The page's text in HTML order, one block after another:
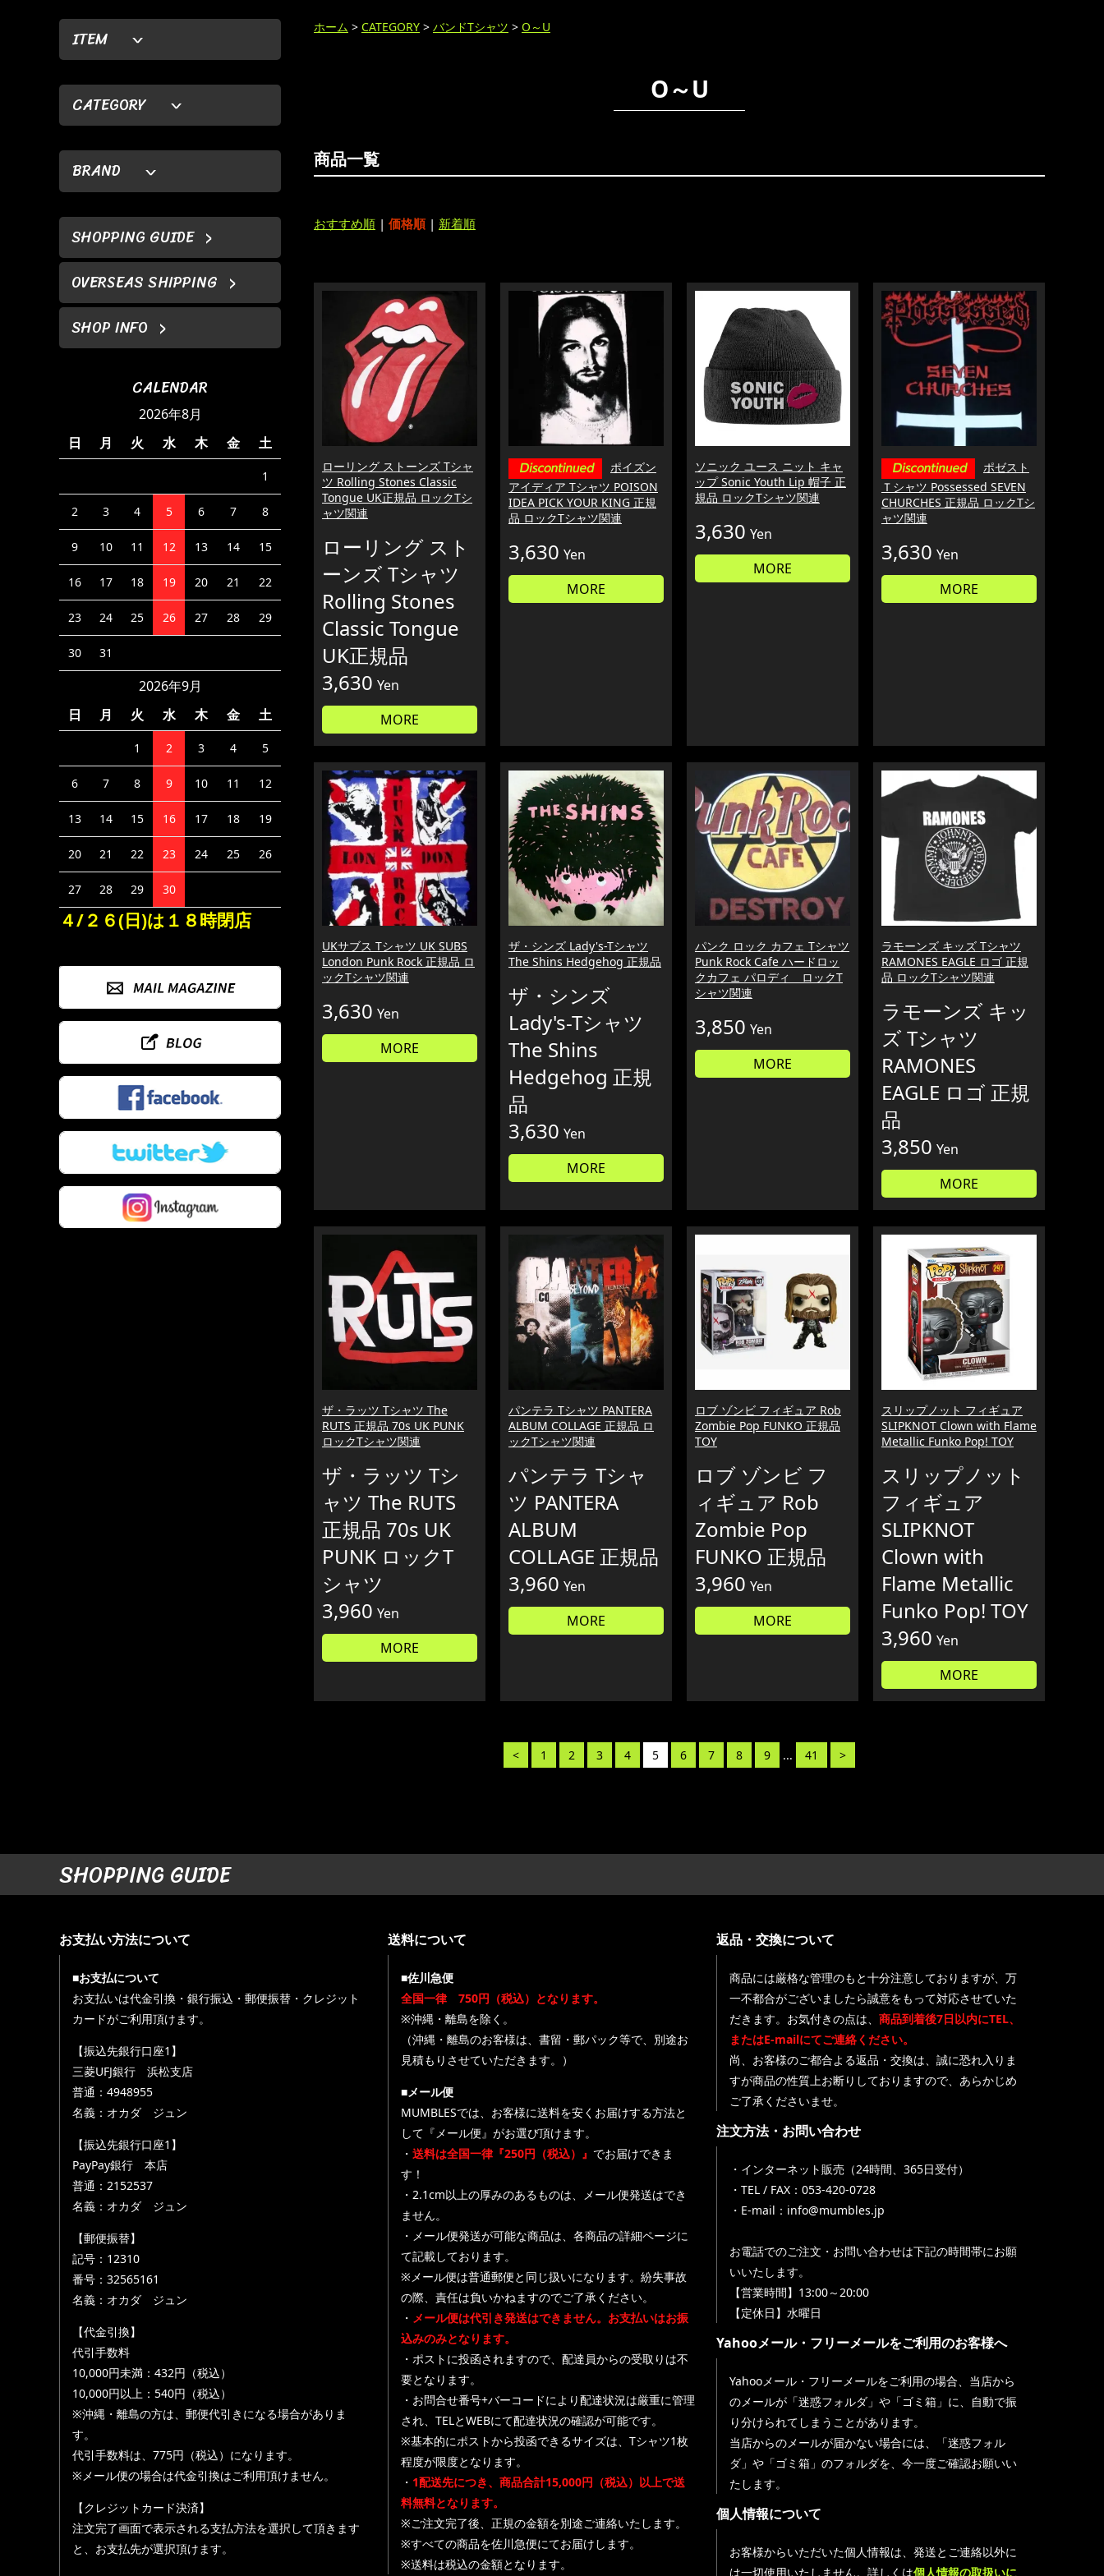
ITEM
CATEGORY
BRAND
SHOPPING GUIDE
OVERSEAS SHIPPING
SHOP INFO
CALENDAR
2026年8月
日
月 火 水 木 金 土
1
2 3 4 5 6 7 8
9 10 11 12 13 14 15
16 17 18 19 20 21 22
23 24 25 26 27 28 29
30 31
2026年9月
日
月 火 水 木 金 土
1 2 3 4 5
6 7 8 9 10 11 12
13 14 15 16 17 18 19
20 21 22 23 24 25 26
27 28 29 30
４/２６(日)は１８時閉店
ホーム > CATEGORY > バンドTシャツ > O～U
O～U
商品一覧
おすすめ順 | 価格順| 新着順
ローリング ストーンズ Tシャ
ツ Rolling Stones Classic
Tongue UK正規品 ロックTシ
ャツ関連
ローリング スト
ーンズ Tシャツ
Rolling Stones
Classic Tongue
UK正規品
3,630 Yen
MORE
ポイズン
アイディア Tシャツ POISON
IDEA PICK YOUR KING 正規
品 ロックTシャツ関連
3,630 Yen
MORE
ソニック ユース ニット キャ
ップ Sonic Youth Lip 帽子 正
規品 ロックTシャツ関連
3,630 Yen
MORE
ポゼスト
Ｔシャツ Possessed SEVEN
CHURCHES 正規品 ロックTシ
ャツ関連
3,630 Yen
MORE
UKサブス Tシャツ UK SUBS
London Punk Rock 正規品 ロ
ックTシャツ関連
3,630 Yen
MORE
ザ・シンズ Lady's-Tシャツ
The Shins Hedgehog 正規品
ザ・シンズ
Lady's-Tシャツ
The Shins
Hedgehog 正規
品
3,630 Yen
MORE
パンク ロック カフェ Tシャツ
Punk Rock Cafe ハードロッ
クカフェ パロディ ロックT
シャツ関連
3,850 Yen
MORE
ラモーンズ キッズ Tシャツ
RAMONES EAGLE ロゴ 正規
品 ロックTシャツ関連
ラモーンズ キッ
ズ Tシャツ
RAMONES
EAGLE ロゴ 正規
品
3,850 Yen
MORE
ザ・ラッツ Tシャツ The
RUTS 正規品 70s UK PUNK
ロックTシャツ関連
ザ・ラッツ Tシ
ャツ The RUTS
正規品 70s UK
PUNK ロックT
シャツ
3,960 Yen
MORE
パンテラ Tシャツ PANTERA
ALBUM COLLAGE 正規品 ロ
ックTシャツ関連
パンテラ Tシャ
ツ PANTERA
ALBUM
COLLAGE 正規品
3,960 Yen
MORE
ロブ ゾンビ フィギュア Rob
Zombie Pop FUNKO 正規品
TOY
ロブ ゾンビ フ
ィギュア Rob
Zombie Pop
FUNKO 正規品
3,960 Yen
MORE
スリップノット フィギュア
SLIPKNOT Clown with Flame
Metallic Funko Pop! TOY
スリップノット
フィギュア
SLIPKNOT
Clown with
Flame Metallic
Funko Pop! TOY
3,960 Yen
MORE
< 1 2 3 4 5 6 7 8 9 ... 41 >
SHOPPING GUIDE
お支払い方法について
■お支払について
お支払いは代金引換・銀行振込・郵便振替・クレジット
カードがご利用頂けます。
【振込先銀行口座1】
三菱UFJ銀行 浜松支店
普通：4948955
名義：オカダ ジュン
【振込先銀行口座1】
PayPay銀行 本店
普通：2152537
名義：オカダ ジュン
【郵便振替】
記号：12310
番号：32565161
名義：オカダ ジュン
【代金引換】
代引手数料
10,000円未満：432円（税込）
10,000円以上：540円（税込）
※沖縄・離島の方は、郵便代引きになる場合がありま
す。
代引手数料は、775円（税込）になります。
※メール便の場合は代金引換はご利用頂けません。
【クレジットカード決済】
注文完了画面で表示される支払方法を選択して頂きます
と、お支払先が選択頂けます。
送料について
■佐川急便
全国一律 750円（税込）となります。
※沖縄・離島を除く。
（沖縄・離島のお客様は、書留・郵パック等で、別途お
見積もりさせていただきます。）
■メール便
MUMBLESでは、お客様に送料を安くお届けする方法と
して『メール便』がお選び頂けます。
・ 送料は全国一律『250円（税込）』 でお届けできま
す！
・2.1cm以上の厚みのあるものは、メール便発送はでき
ません。
・メール便発送が可能な商品は、各商品の詳細ページに
て記載しております。
※メール便は普通郵便と同じ扱いになります。紛失事故
の際、責任は負いかねますのでご了承ください。
・ メール便は代引き発送はできません。お支払いはお振
込みのみとなります。
・ポストに投函されますので、配達員からの受取りは不
要となります。
・お問合せ番号+バーコードにより配達状況は厳重に管理
され、TELとWEBにて配達状況の確認が可能です。
※基本的にポストから投函できるサイズは、Tシャツ1枚
程度が限度となります。
・ 1配送先につき、商品合計15,000円（税込）以上で送
料無料となります。
※ご注文完了後、正規の金額を別途ご連絡いたします。
※すべての商品を佐川急便にてお届けします。
※送料は税込の金額となります。
返品・交換について
商品には厳格な管理のもと十分注意しておりますが、万
一不都合がございましたら誠意をもって対応させていた
だきます。お気付きの点は、 商品到着後7日以内にTEL、
またはE-mailにてご連絡ください。
尚、お客様のご都合よる返品・交換は、誠に恐れ入りま
すが商品の性質上お断りしておりますので、あらかじめ
ご了承くださいませ。
注文方法・お問い合わせ
・インターネット販売（24時間、365日受付）
・TEL / FAX：053-420-0728
・E-mail：info@mumbles.jp
お電話でのご注文・お問い合わせは下記の時間帯にお願
いいたします。
【営業時間】13:00～20:00
【定休日】水曜日
Yahooメール・フリーメールをご利用のお客様へ
Yahooメール・フリーメールをご利用の場合、当店から
のメールが「迷惑フォルダ」や「ゴミ箱」に、自動で振
り分けられてしまうことがあります。
当店からのメールが届かない場合には、「迷惑フォル
ダ」や「ゴミ箱」のフォルダを、今一度ご確認お願いい
たします。
個人情報について
お客様からいただいた個人情報は、発送とご連絡以外に
は一切使用いたしません。詳しくは個人情報の取扱いに